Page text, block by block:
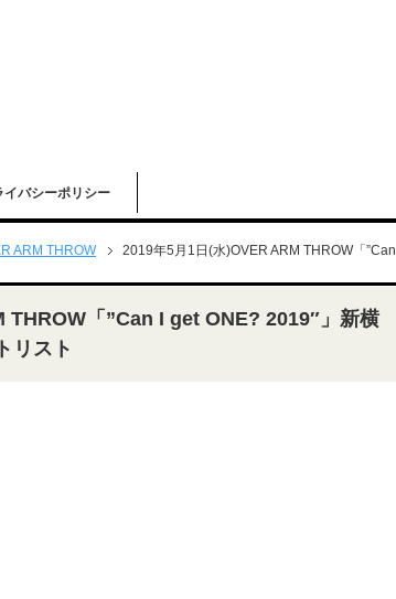
イバシーポリシー
ARM THROW 2019年5月1日(水)OVER ARM THROW「
THROW「”Can I get ONE? 2019″」新横
リスト